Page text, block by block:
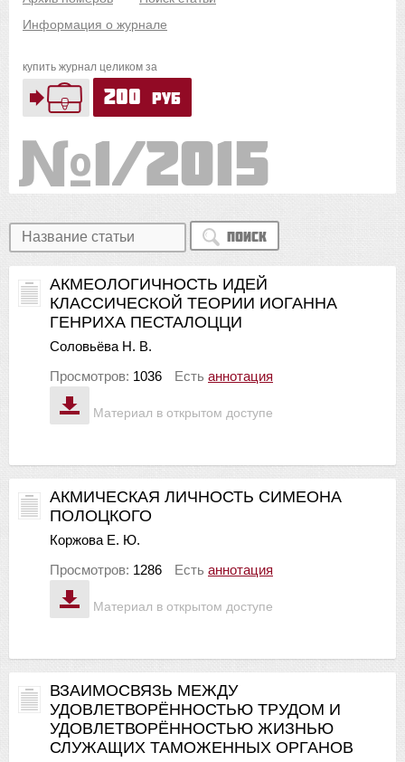
Информация о журнале
купить журнал целиком за
200 руб
1/2015
Поиск
Материал в открытом доступе
АКМЕОЛОГИЧНОСТЬ ИДЕЙ
КЛАССИЧЕСКОЙ ТЕОРИИ ИОГАННА
ГЕНРИХА ПЕСТАЛОЦЦИ
Соловьёва Н. В.
Просмотров: 1036 Есть аннотация
Материал в открытом доступе
АКМИЧЕСКАЯ ЛИЧНОСТЬ СИМЕОНА
ПОЛОЦКОГО
Коржова Е. Ю.
Просмотров: 1286 Есть аннотация
ВЗАИМОСВЯЗЬ МЕЖДУ
УДОВЛЕТВОРЁННОСТЬЮ ТРУДОМ И
УДОВЛЕТВОРЁННОСТЬЮ ЖИЗНЬЮ
СЛУЖАЩИХ ТАМОЖЕННЫХ ОРГАНОВ